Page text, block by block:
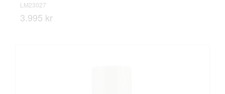
LM23027
3.995 kr